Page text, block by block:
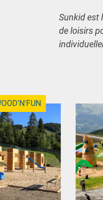
Sunkid est
de loisirs